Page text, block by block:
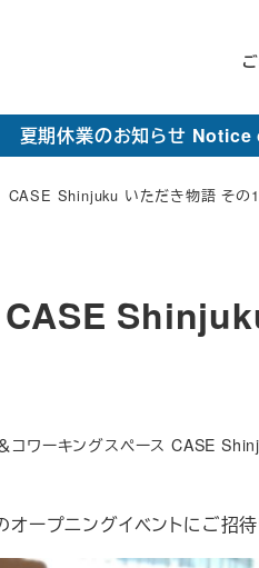
夏期休業のお知らせ Notice
CASE Shinjuku いただき物語 その
CASE
コワーキングスペース CASE
ープニングイベントにご招